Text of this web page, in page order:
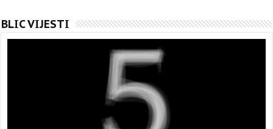
BLIC VIJESTI